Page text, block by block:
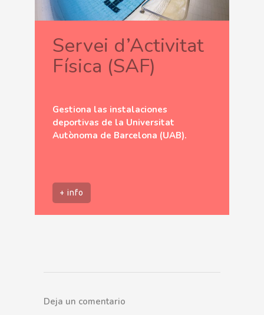
Servei d’Activitat
Física (SAF)
Gestiona las instalaciones
deportivas de la Universitat
Autònoma de Barcelona (UAB).
+ info
Deja un comentario